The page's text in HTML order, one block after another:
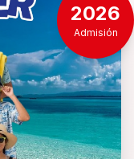
2026
Admisión